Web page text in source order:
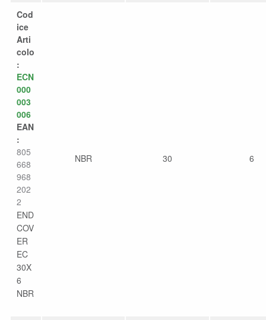
Cod
ice
Arti
colo
:
ECN
000
003
006
EAN
:
805
668
968
202
2
END
COV
ER
EC
30X
6
NBR
NBR 30 6